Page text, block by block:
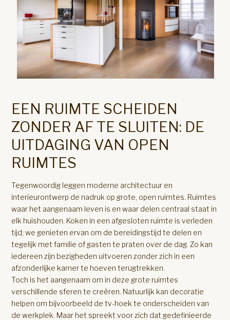
EEN RUIMTE SCHEIDEN
ZONDER AF TE SLUITEN: DE
UITDAGING VAN OPEN
RUIMTES
Tegenwoordig leggen moderne architectuur en
interieurontwerp de nadruk op grote, open ruimtes. Ruimtes
waar het aangenaam leven is en waar delen centraal staat in
elk huishouden. Koken in een afgesloten ruimte is verleden
tijd; we genieten ervan om de bereidingstijd te delen en
tegelijk met familie of gasten te praten over de dag. Zo kan
iedereen zijn bezigheden uitvoeren zonder zich in een
afzonderlijke kamer te hoeven terugtrekken.
Toch is het aangenaam om in deze grote ruimtes
verschillende sferen te creëren. Natuurlijk kan decoratie
helpen om bijvoorbeeld de tv-hoek te onderscheiden van
de werkplek. Maar het spreekt voor zich dat gedefinieerde